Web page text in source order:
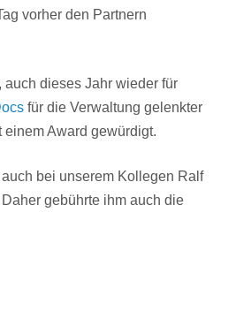
vorher den Partnern
dieses Jahr wieder für
für die Verwaltung gelenkter
Award gewürdigt.
bei unserem Kollegen Ralf
gebührte ihm auch die